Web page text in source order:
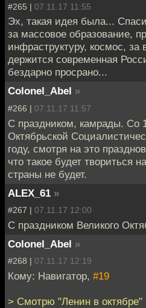
#265 | 07.11.17 11:55
Эх, такая идея была...
за массовое образование,
инфраструктуру, космос, за
держится современная
бездарно просрано...
Colonel_Abel »
#266 | 07.11.17 11:57
С праздником, камрады. Со
Октябрьской
году, смотря на это
что такое будет твориться
страны не будет.
ALEX_61 »
#267 | 07.11.17 12:00
С праздником Великого
Colonel_Abel »
#268 | 07.11.17 12:19
Кому: Навигатор, #19
> Смотрю "Ленин в октябре"